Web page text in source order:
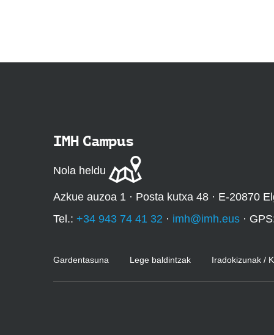
IMH Campus
Nola heldu
Azkue auzoa 1 · Posta kutxa 48 · E-20870
Tel.: +34 943 74 41 32 · imh@imh.eus ·
Gardentasuna Lege baldintzak Iradokizunak /